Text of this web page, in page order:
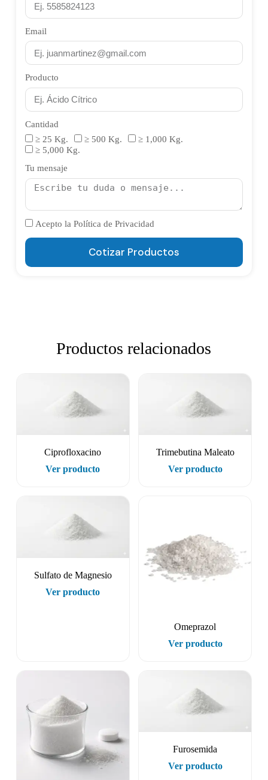
alimenticias reguladas por COFEPRIS en México.
anuales manejamos entregas parciales de sorbitol
líquido con calendario acordado y precios
preferenciales por volumen.
Email
Producto
Cantidad
≥ 25 Kg.
≥ 500 Kg.
≥ 1,000 Kg.
≥ 5,000 Kg.
Tu mensaje
Acepto la Política de Privacidad
Cotizar Productos
Productos relacionados
Ciprofloxacino
Ver producto
Trimebutina Maleato
Ver producto
Sulfato de Magnesio
Ver producto
Omeprazol
Ver producto
Furosemida
Ver producto